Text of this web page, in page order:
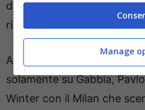
di stagione quando si farà
riguarda la lotta al titolo.
Al momento il tecnico
solamente su Gabbia,
Winter con il Milan che
Manage